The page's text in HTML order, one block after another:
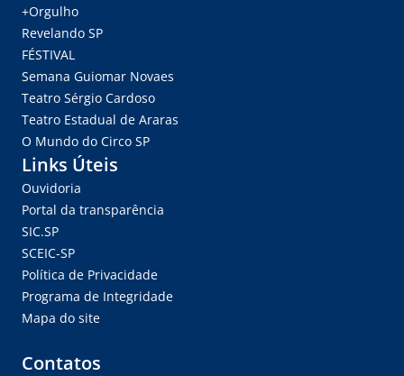
+Orgulho
Revelando SP
FÉSTIVAL
Semana Guiomar Novaes
Teatro Sérgio Cardoso
Teatro Estadual de Araras
O Mundo do Circo SP
Links Úteis
Ouvidoria
Portal da transparência
SIC.SP
SCEIC-SP
Política de Privacidade
Programa de Integridade
Mapa do site
Contatos